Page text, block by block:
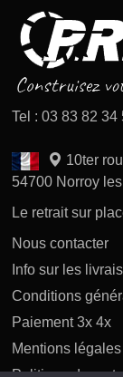
Tel : 03 83 82
10ter
54700 Norroy
Le retrait sur
Nous contacter
Info sur les
Conditions
Paiement 3x 4x
Mentions légales